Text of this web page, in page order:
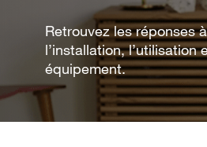
Retrouvez les réponses
l’installation,
équipement.